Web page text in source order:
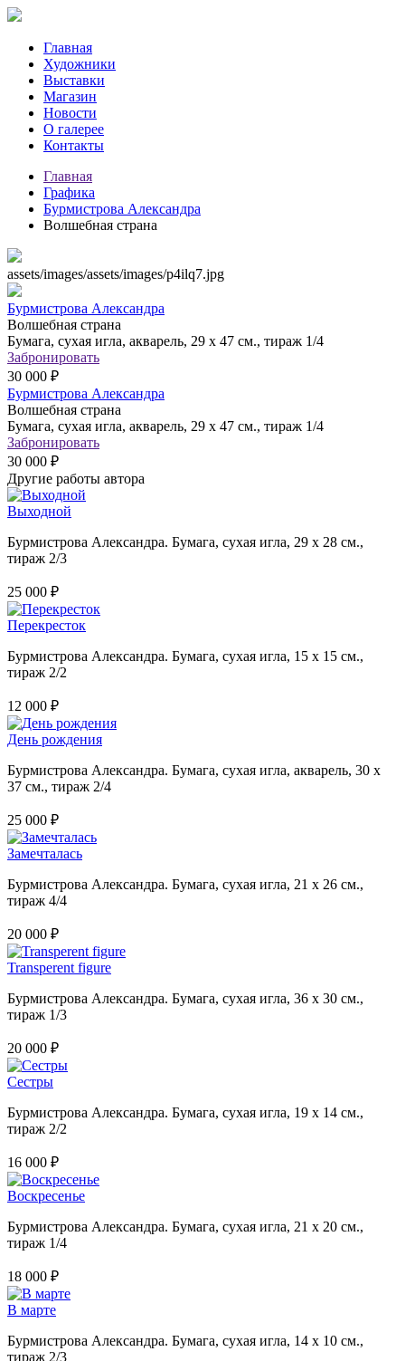
Главная
Художники
Выставки
Магазин
Новости
О галерее
Контакты
Главная
Графика
Бурмистрова Александра
Волшебная страна
assets/images/assets/images/p4ilq7.jpg
Бурмистрова Александра
Волшебная страна
Бумага, сухая игла, акварель, 29 х 47 см., тираж 1/4
Забронировать
30 000 ₽
Бурмистрова Александра
Волшебная страна
Бумага, сухая игла, акварель, 29 х 47 см., тираж 1/4
Забронировать
30 000 ₽
Другие работы автора
Выходной
Бурмистрова Александра. Бумага, сухая игла, 29 х 28 см.,
тираж 2/3
25 000 ₽
Перекресток
Бурмистрова Александра. Бумага, сухая игла, 15 х 15 см.,
тираж 2/2
12 000 ₽
День рождения
Бурмистрова Александра. Бумага, сухая игла, акварель, 30 х
37 см., тираж 2/4
25 000 ₽
Замечталась
Бурмистрова Александра. Бумага, сухая игла, 21 х 26 см.,
тираж 4/4
20 000 ₽
Transperent figure
Бурмистрова Александра. Бумага, сухая игла, 36 х 30 см.,
тираж 1/3
20 000 ₽
Сестры
Бурмистрова Александра. Бумага, сухая игла, 19 х 14 см.,
тираж 2/2
16 000 ₽
Воскресенье
Бурмистрова Александра. Бумага, сухая игла, 21 х 20 см.,
тираж 1/4
18 000 ₽
В марте
Бурмистрова Александра. Бумага, сухая игла, 14 х 10 см.,
тираж 2/3